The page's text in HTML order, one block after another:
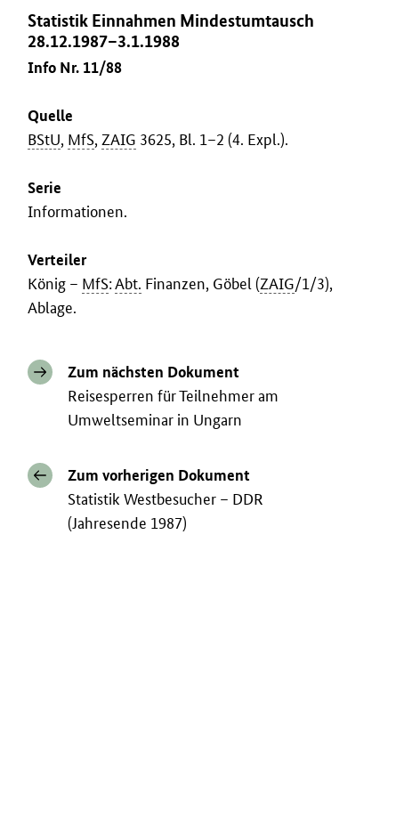
Statistik Einnahmen Mindestumtausch
28.12.1987–3.1.1988
Info Nr. 11/88
Quelle
BStU, MfS,ZAIG 3625, Bl. 1–2 (4. Expl.).
Serie
Informationen.
Verteiler
König – MfS:Abt. Finanzen, Göbel (ZAIG/1/3),
Ablage.
Zum nächsten Dokument
Reisesperren für Teilnehmer am
Umweltseminar in Ungarn
Zum vorherigen Dokument
Statistik Westbesucher – DDR
(Jahresende 1987)